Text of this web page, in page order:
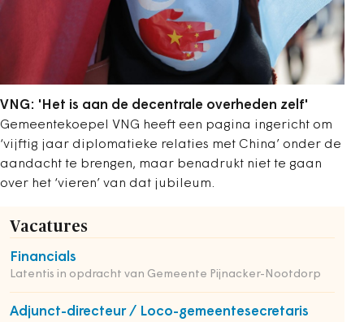
VNG: 'Het is aan de decentrale overheden zelf'
Gemeentekoepel VNG heeft een pagina ingericht om
‘vijftig jaar diplomatieke relaties met China’ onder de
aandacht te brengen, maar benadrukt niet te gaan
over het ‘vieren’ van dat jubileum.
Vacatures
Financials
Latentis in opdracht van Gemeente Pijnacker-Nootdorp
Adjunct-directeur / Loco-gemeentesecretaris